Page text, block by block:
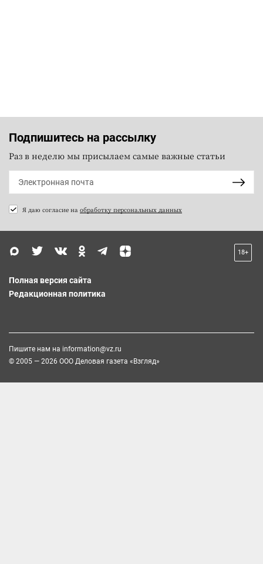
Подпишитесь на рассылку
Раз в неделю мы присылаем самые важные статьи
Я даю согласие на обработку персональных данных
18+
Полная версия сайта
Редакционная политика
Пишите нам на information@vz.ru
© 2005 — 2026 ООО Деловая газета «Взгляд»